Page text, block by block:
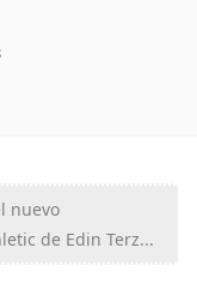
nuevo
de Edin Terz...